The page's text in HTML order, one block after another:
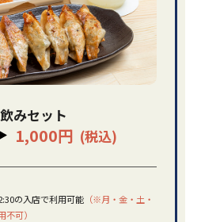
みセット
1,000円 (税込)
の入店で利用可能（※月・金・土・
可）